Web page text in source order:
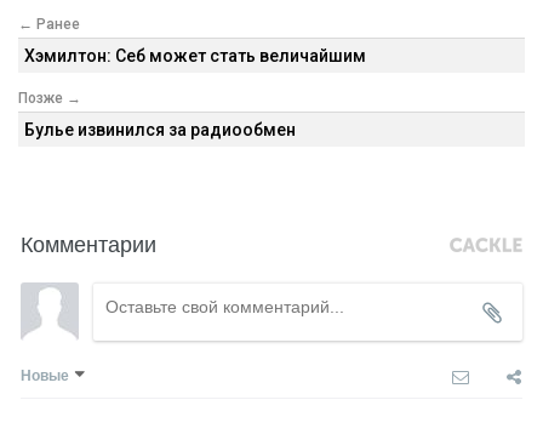
← Ранее
Хэмилтон: Себ может стать величайшим
Позже →
Булье извинился за радиообмен
Комментарии
Новые